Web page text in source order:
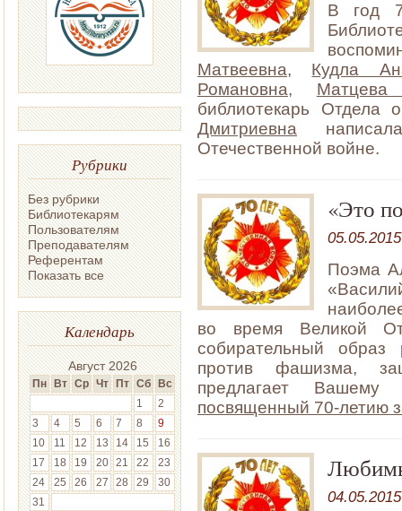
Рубрики
Без рубрики
Библиотекарям
Пользователям
Преподавателям
Референтам
Показать все
Календарь
Август 2026
Пн Вт Ср Чт Пт Сб Вс
1
2
3
4 5 6 7 8
9
10
11 12 13 14 15
16
17
18 19 20 21 22
23
24
25 26 27 28 29
30
31
В год
Матвеевна, Кудла
Романовна,
библиотекарь
Дмитриевна
Отечественной войне.
«Это
05.05.2015
Поэма
во время Великой
собирательный образ
против фашизма,
предлагает
посвященный 70-летию
04.05.2015